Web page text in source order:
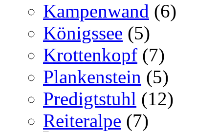
Kampenwand (6)
Königssee (5)
Krottenkopf (7)
Plankenstein (5)
Predigtstuhl (12)
Reiteralpe (7)